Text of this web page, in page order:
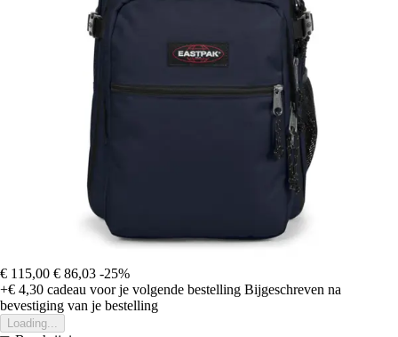
€ 115,00 € 86,03 -25%
+€ 4,30 cadeau voor je volgende bestelling Bijgeschreven na
bevestiging van je bestelling
Loading...